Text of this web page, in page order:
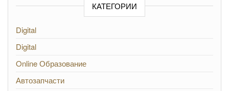
КАТЕГОРИИ
Digital
Digital
Online Образование
Автозапчасти